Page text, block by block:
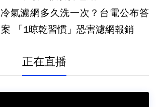
冷氣濾網多久洗一次？台電公布答
案 「1晾乾習慣」恐害濾網報銷
正在直播